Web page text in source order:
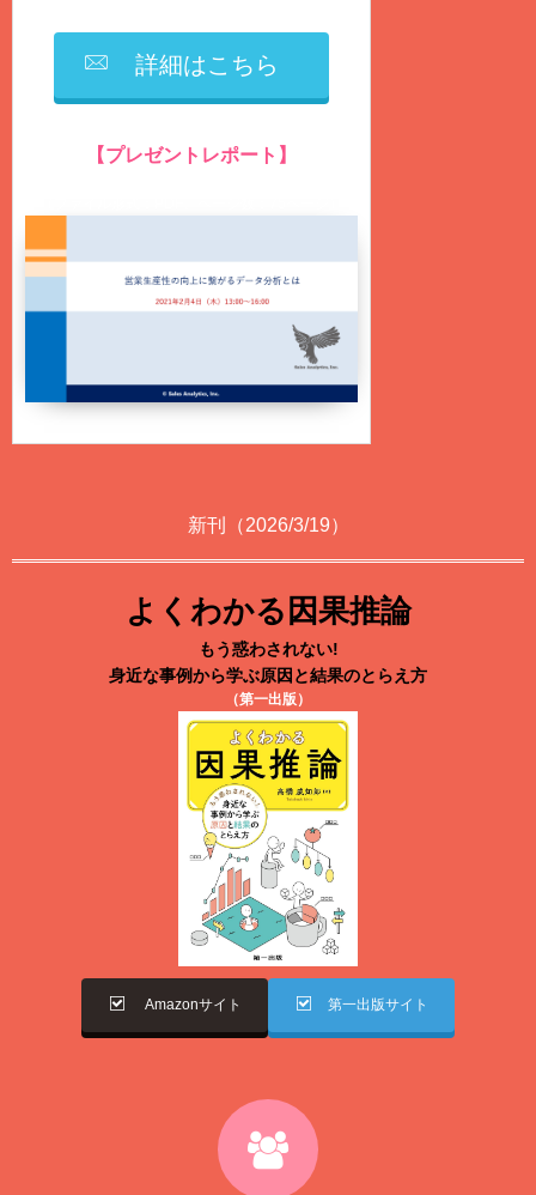
詳細はこちら
【プレゼントレポート】
新刊（2026/3/19）
よくわかる因果推論
もう惑わされない!
身近な事例から学ぶ原因と結果のとらえ方
（第一出版）
Amazonサイト 第一出版サイト